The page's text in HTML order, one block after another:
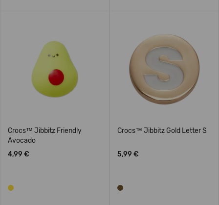
Crocs™ Jibbitz Friendly
Avocado
4,99 €
Crocs™ Jibbitz Gold Letter S
5,99 €